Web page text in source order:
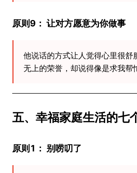
原则9： 让对方愿意为你做事
他说话的方式让人觉得心里很舒
无上的荣誉，却说得像是求我帮
五、幸福家庭生活的七
原则1： 别唠叨了